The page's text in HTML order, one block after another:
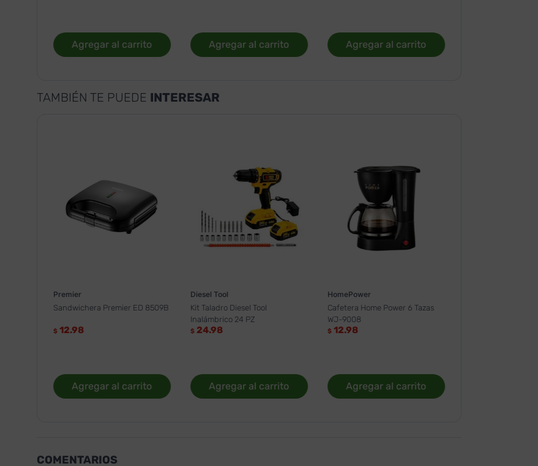
Agregar al carrito Agregar al carrito Agregar al carrito
TAMBIÉN TE PUEDE INTERESAR
Premier
Sandwichera Premier ED 8509B
$ 12.98
Agregar al carrito
Diesel Tool
Kit Taladro Diesel Tool
Inalámbrico 24 PZ
$ 24.98
Agregar al carrito
HomePower
Cafetera Home Power 6 Tazas
WJ-9008
$ 12.98
Agregar al carrito
COMENTARIOS